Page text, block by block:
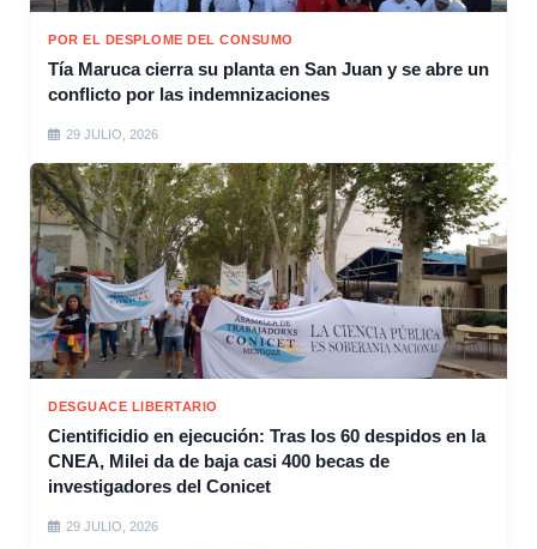
POR EL DESPLOME DEL CONSUMO
Tía Maruca cierra su planta en San Juan y se abre un
conflicto por las indemnizaciones
29 JULIO, 2026
DESGUACE LIBERTARIO
Cientificidio en ejecución: Tras los 60 despidos en la
CNEA, Milei da de baja casi 400 becas de
investigadores del Conicet
29 JULIO, 2026